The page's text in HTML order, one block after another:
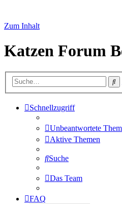
Zum Inhalt
Katzen Forum
Schnellzugriff
Unbeantwortete
Aktive Themen
Suche
Das Team
FAQ